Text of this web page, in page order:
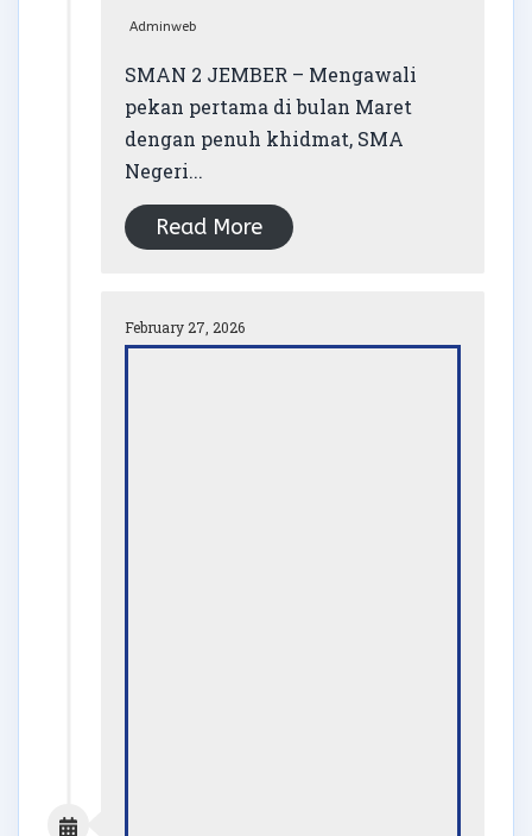
Adminweb
SMAN 2 JEMBER – Mengawali
pekan pertama di bulan Maret
dengan penuh khidmat, SMA
Negeri...
Read More
February 27, 2026